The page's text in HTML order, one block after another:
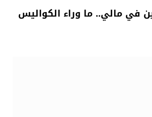
في مالي.. ما وراء الكواليس